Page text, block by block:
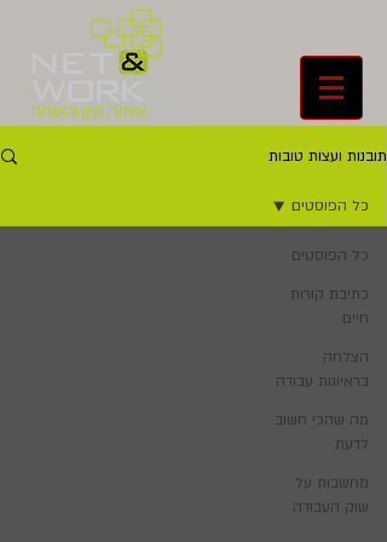
תובנות ועצות טובות
כל הפוסטים
כתיבת קורות
חיים
הצלחה
בראיונות עבודה
מה שהכי חשוב
לדעת
מחשבות על
שוק העבודה
כל הפוסטים